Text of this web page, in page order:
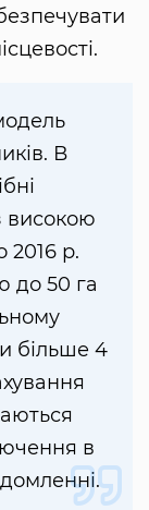
В
високою
2016 р.
до 50 га
більше 4
в